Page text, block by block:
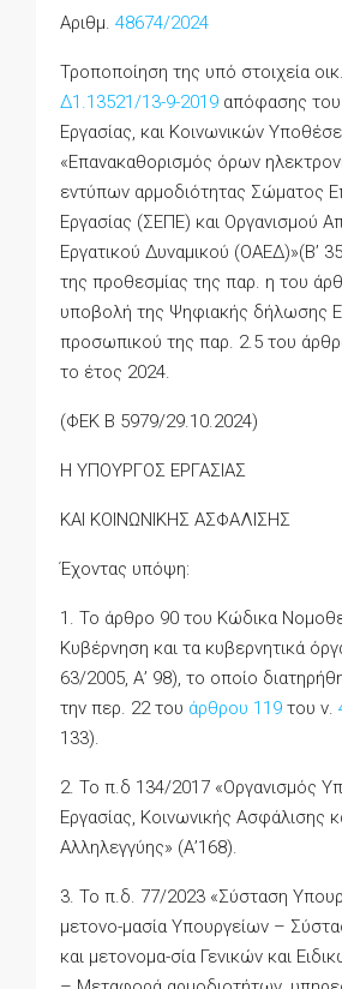
Αριθμ. 48674/2024
Τροποποίηση της υπό στοιχεία οικ.
Δ1.13521/13-9-2019 απόφασης
Εργασίας, και Κοινωνικών
«Επανακαθορισμός όρων
εντύπων αρμοδιότητας Σώματος
Εργασίας (ΣΕΠΕ) και Οργανισμού
Εργατικού Δυναμικού (ΟΑΕΔ)»(Β’
της προθεσμίας της παρ. η του
υποβολή της Ψηφιακής δήλωσης
προσωπικού της παρ. 2.5 του
το έτος 2024.
(ΦΕΚ B 5979/29.10.2024)
Η ΥΠΟΥΡΓΟΣ ΕΡΓΑΣΙΑΣ
ΚΑΙ ΚΟΙΝΩΝΙΚΗΣ ΑΣΦΑΛΙΣΗΣ
Έχοντας υπόψη:
1. Το άρθρο 90 του Κώδικα
Κυβέρνηση και τα κυβερνητικά
63/2005, Α’ 98), το οποίο
την περ. 22 του άρθρου 119 του ν.
133).
2. Το π.δ 134/2017 «Οργανισμός
Εργασίας, Κοινωνικής Ασφάλισης
Αλληλεγγύης» (Α’168).
3. Το π.δ. 77/2023 «Σύσταση
μετονο-μασία Υπουργείων –
και μετονομα-σία Γενικών και